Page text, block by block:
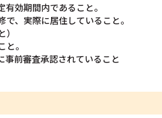
効期間内であること。
、実際に居住していること。
。
事前審査承認されていること